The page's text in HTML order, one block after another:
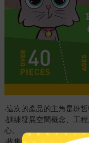
‧這次的產品的主角是班哲
‧訓練發展空間概念、工
心。
‧收集全系列讓小朋友的